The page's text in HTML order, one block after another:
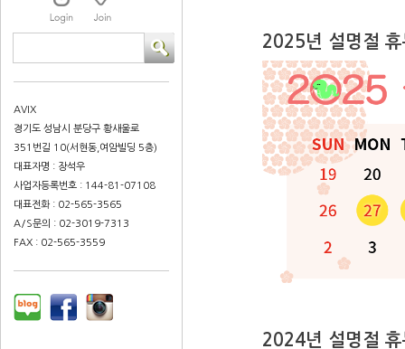
AVIX
경기도 성남시 분당구 황새울로
351번길 10(서현동,여암빌딩 5층)
대표자명 : 장석우
사업자등록번호 : 144-81-07108
대표전화 : 02-565-3565
A/S문의 : 02-3019-7313
FAX : 02-565-3559
2025년 설명절 휴
2024년 설명절 휴